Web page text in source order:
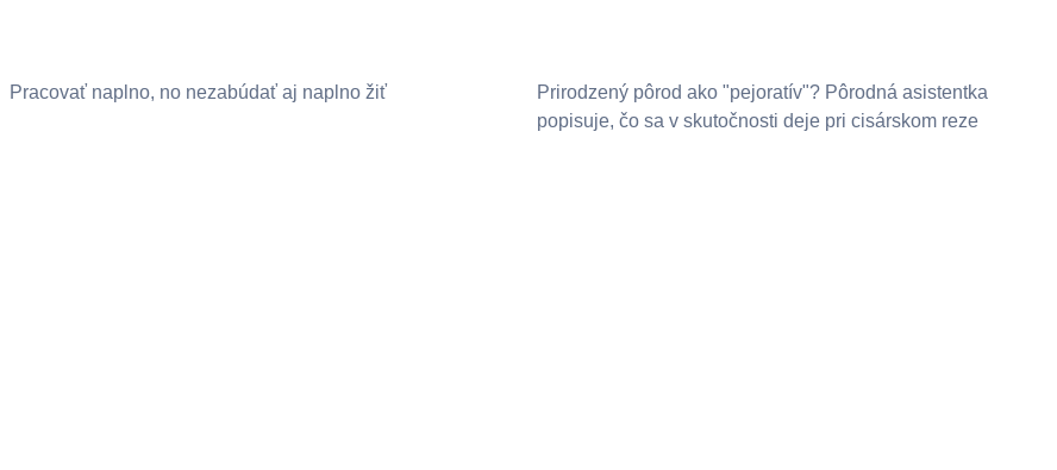
Pracovať naplno, no nezabúdať aj naplno žiť
Prirodzený pôrod ako "pejoratív"? Pôrodná asistentka
popisuje, čo sa v skutočnosti deje pri cisárskom reze